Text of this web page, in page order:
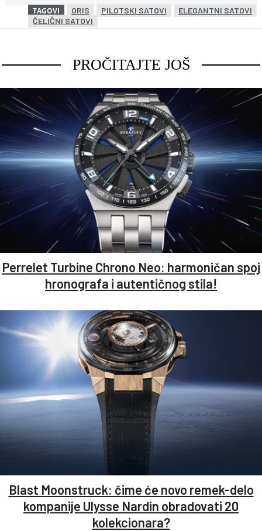
TAGOVI
ORIS PILOTSKI SATOVI
ELEGANTNI SATOVI
ČELIČNI SATOVI
PROČITAJTE JOŠ
Perrelet Turbine Chrono Neo: harmoničan spoj
hronografa i autentičnog stila!
Blast Moonstruck: čime će novo remek-delo
kompanije Ulysse Nardin obradovati 20
kolekcionara?